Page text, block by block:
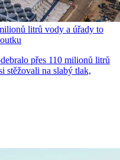
litrů vody a úřady to
přes 110 milionů litrů
stěžovali na slabý tlak,